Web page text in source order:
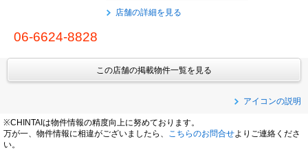
店舗の詳細を見る
06-6624-8828
この店舗の掲載物件一覧を見る
アイコンの説明
※CHINTAIは物件情報の精度向上に努めております。
万が一、物件情報に相違がございましたら、 こちらのお問合せよりご連絡くださ
い。